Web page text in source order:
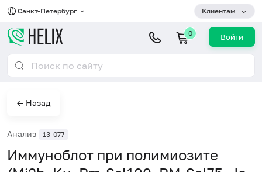
Санкт-Петербург Клиентам
0 Войти
← Назад
Анализ 13-077
Иммуноблот при полимиозите